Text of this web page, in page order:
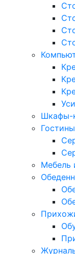
Шкафы-
Мебель